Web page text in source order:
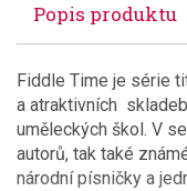
Popis produktu
Fiddle Time je série
a atraktivních
uměleckých škol. V
autorů, tak také
národní písničky a